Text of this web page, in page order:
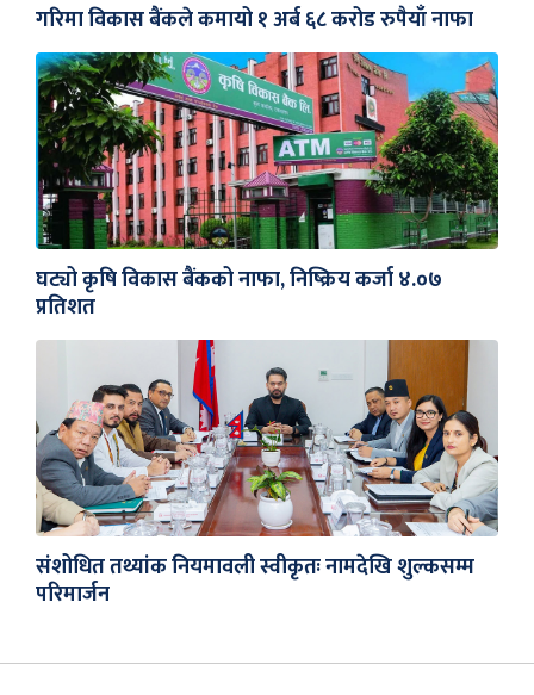
गरिमा विकास बैंकले कमायो १ अर्ब ६८ करोड रुपैयाँ नाफा
घट्यो कृषि विकास बैंकको नाफा, निष्क्रिय कर्जा ४.०७
प्रतिशत
संशोधित तथ्यांक नियमावली स्वीकृतः नामदेखि शुल्कसम्म
परिमार्जन